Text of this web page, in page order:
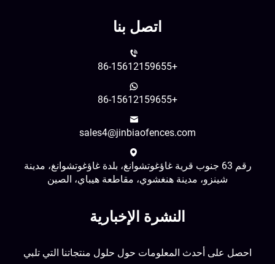
اتصل بنا
sales4@jinbiaofences.com
رقم 63 جنوب قرية غاؤغوتشوانغ، بلدة غاؤغوتشوانغ، مدينة
شينزو، مدينة هنغشوي، مقاطعة هيباي، الصين
النشرة الإخبارية
احصل على أحدث المعلومات حول حلول منتجاتنا التي تلبي